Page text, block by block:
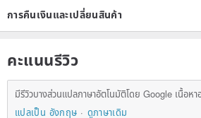
a damp cloth or quickly rinsed with water
and knocking with hard objects.
การคืนเงินและเปลี่ยนสินค้า
คะแนนรีวิว
มีรีวิวบางส่วนแปลภาษาอัตโนมัติโดย Google เนื้อหา
แปลเป็น อังกฤษ
ดูภาษาเดิม